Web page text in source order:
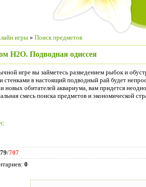
игры» Поиск предметов
H2O. Подводная одиссея
игре вы займетесь разведением рыбок и
стенками в настоящий подводный рай будет
новых обитателей аквариума, вам придется
смесь поиска предметов и экономической
/707
: 0